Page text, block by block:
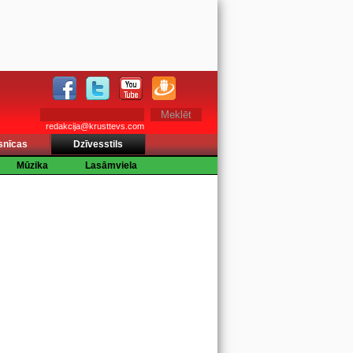
redakcija@krusttevs.com
Dzīvesstils
Mūzika
Lasāmviela